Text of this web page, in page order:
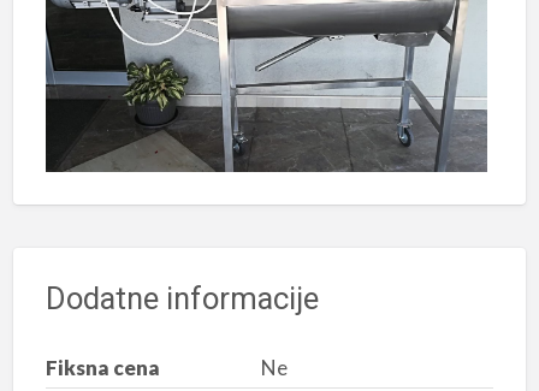
Dodatne informacije
Fiksna cena
Ne